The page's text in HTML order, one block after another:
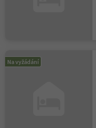
Na vyžádání